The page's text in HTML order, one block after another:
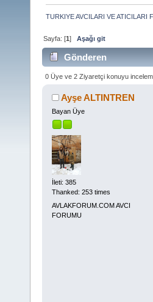
TURKIYE AVCILARI VE ATICILARI
Sayfa: [1]Aşağı git
Gönderen
0 Üye ve 2 Ziyaretçi konuyu
Ayşe ALTINTREN
Bayan Üye
İleti: 385
Thanked: 253 times
AVLAKFORUM.COM AVCI
FORUMU